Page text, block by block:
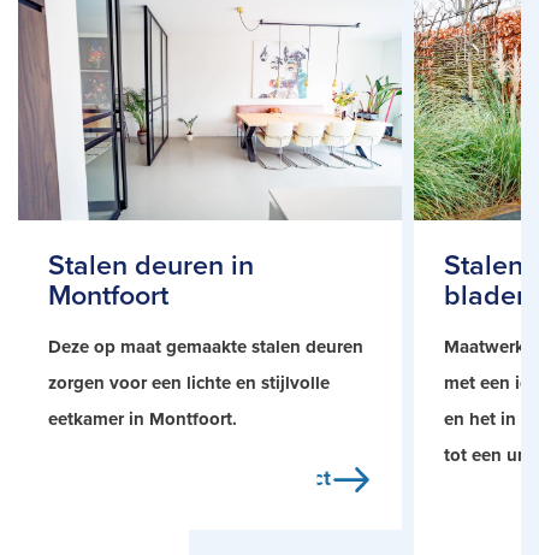
Stalen deuren in
Montfoort
Deze op maat gemaakte stalen deuren
zorgen voor een lichte en stijlvolle
eetkamer in Montfoort.
Bekijk project
Stalen
Maatwerk
met een
en het in
tot een